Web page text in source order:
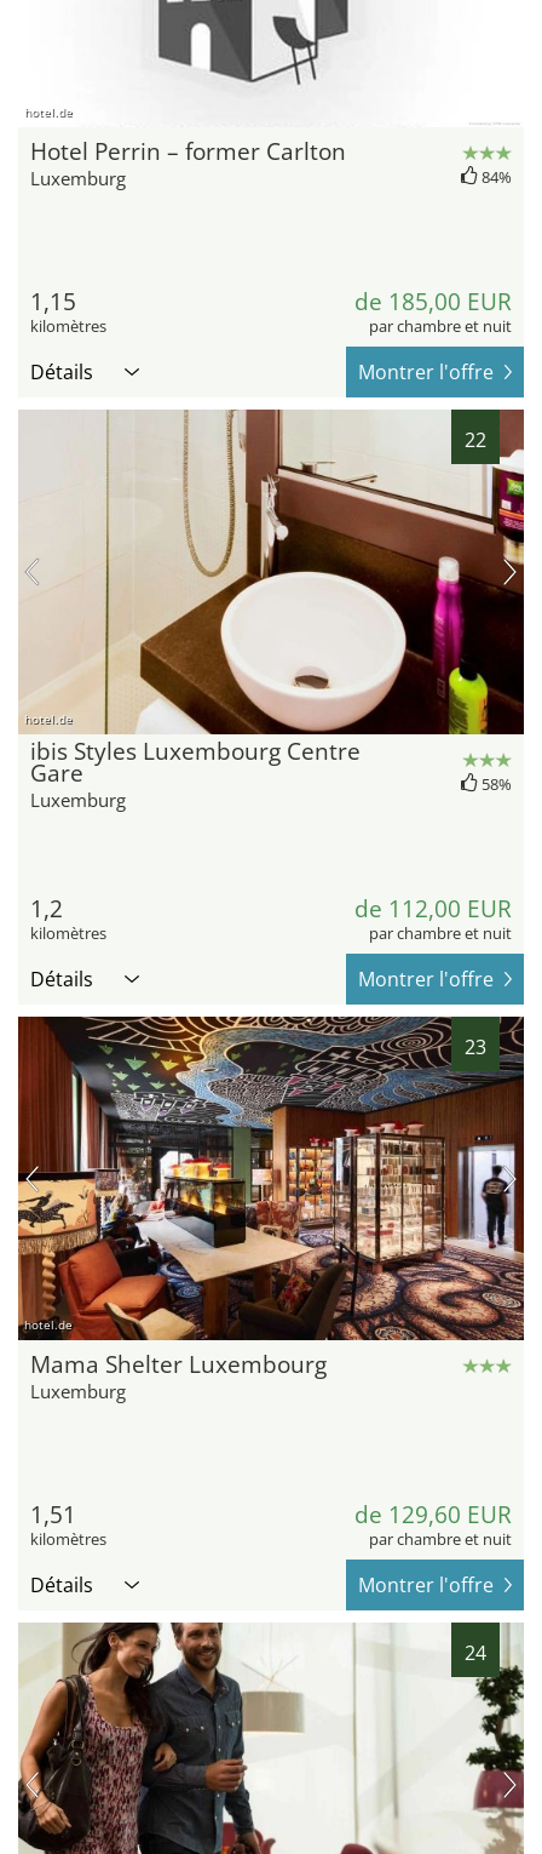
hotel.de
Hotel Perrin – former Carlton
Luxemburg 84%
1,15
kilomètres
de 185,00 EUR
par chambre et nuit
Détails Montrer l'offre
22
hotel.de
ibis Styles Luxembourg Centre
Gare
Luxemburg
58%
1,2
kilomètres
de 112,00 EUR
par chambre et nuit
Détails Montrer l'offre
23
hotel.de
Mama Shelter Luxembourg
Luxemburg
1,51
kilomètres
de 129,60 EUR
par chambre et nuit
Détails Montrer l'offre
24